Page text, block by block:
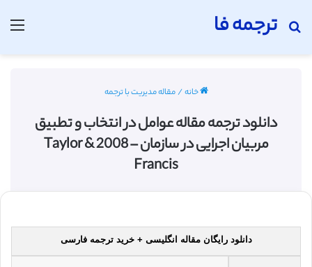
ترجمه فا
جستجو برای
خانه/مقاله مدیریت با ترجمه
دانلود ترجمه مقاله عوامل در انتخاب و تطبیق
مربیان اجرایی در سازمان – 2008 Taylor &
Francis
دانلود رایگان مقاله انگلیسی + خرید ترجمه فارسی